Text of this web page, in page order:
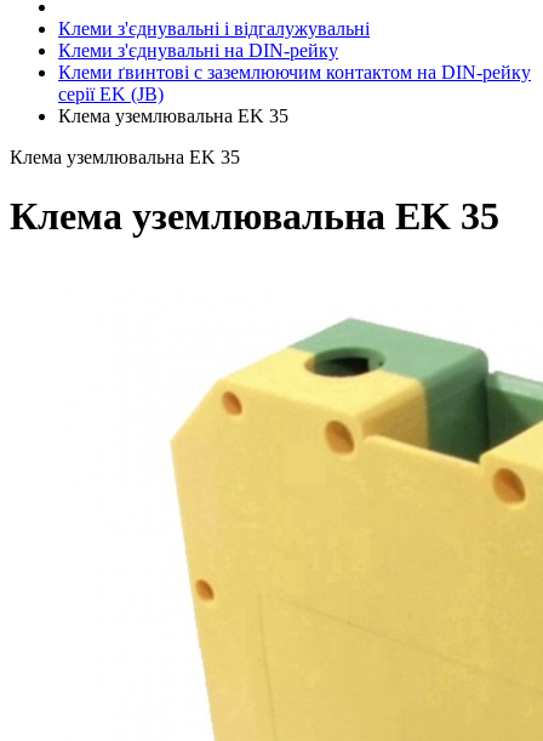
Клеми з'єднувальні і відгалужувальні
Клеми з'єднувальні на DIN-рейку
Клеми ґвинтові c заземлюючим контактом на DIN-рейку
серії EK (JB)
Клема уземлювальна EK 35
Клема уземлювальна EK 35
Клема уземлювальна EK 35